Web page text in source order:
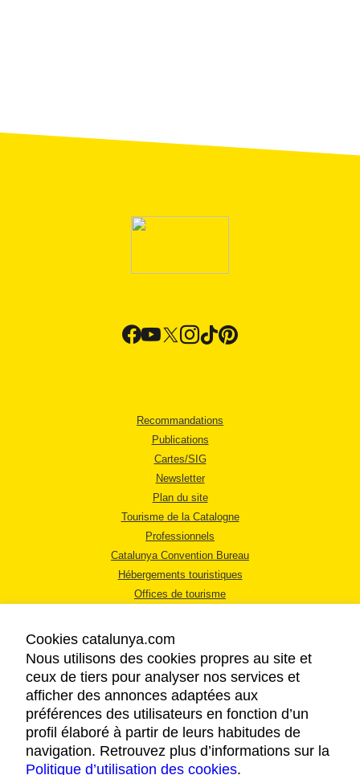
Recommandations
Publications
Cartes/SIG
Newsletter
Plan du site
Tourisme de la Catalogne
Professionnels
Catalunya Convention Bureau
Hébergements touristiques
Offices de tourisme
MENTIONS LÉGALES
RÈGLES DE CONFIDENTIALITÉ
COOKIES
ACCESSIBILITÉ
Cookies catalunya.com
Nous utilisons des cookies propres au site et
ceux de tiers pour analyser nos services et
afficher des annonces adaptées aux
préférences des utilisateurs en fonction d’un
profil élaboré à partir de leurs habitudes de
navigation. Retrouvez plus d’informations sur la
Politique d’utilisation des cookies.